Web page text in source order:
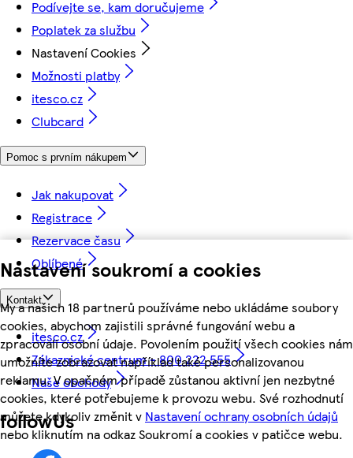
Nastavení soukromí a cookies
My a našich 18 partnerů používáme nebo ukládáme soubory
cookies, abychom zajistili správné fungování webu a
zpracovali osobní údaje. Povolením použití všech cookies nám
umožníte zobrazovat například také personalizovanou
reklamu. V opačném případě zůstanou aktivní jen nezbytné
cookies, které potřebujeme k provozu webu. Své rozhodnutí
můžete kdykoliv změnit v Nastavení ochrany osobních údajů
nebo kliknutím na odkaz Soukromí a cookies v patičce webu.
Podívejte se, kam doručujeme
Poplatek za službu
Nastavení Cookies
Možnosti platby
itesco.cz
Clubcard
Pomoc s prvním nákupem
Jak nakupovat
Registrace
Rezervace času
Oblíbené
Kontakt
itesco.cz
Zákaznické centrum - 800 222 555
Naše obchody
followUs